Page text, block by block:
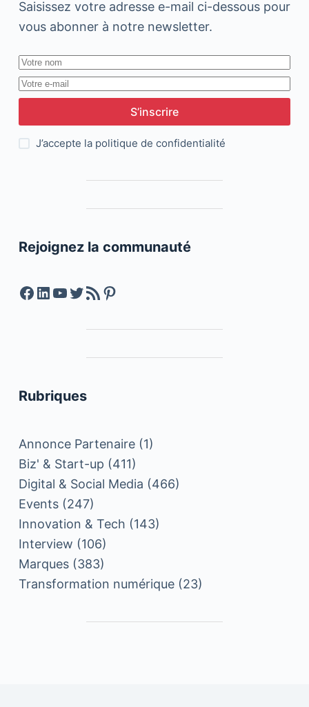
Saisissez votre adresse e-mail ci-dessous pour
vous abonner à notre newsletter.
S’inscrire
J’accepte la politique de confidentialité
Rejoignez la communauté
Facebook
LinkedIn
YouTube
Twitter
Feed RSSPinterest
Rubriques
Annonce Partenaire(1)
Biz' & Start-up (411)
Digital & Social Media (466)
Events(247)
Innovation & Tech (143)
Interview (106)
Marques(383)
Transformation numérique(23)